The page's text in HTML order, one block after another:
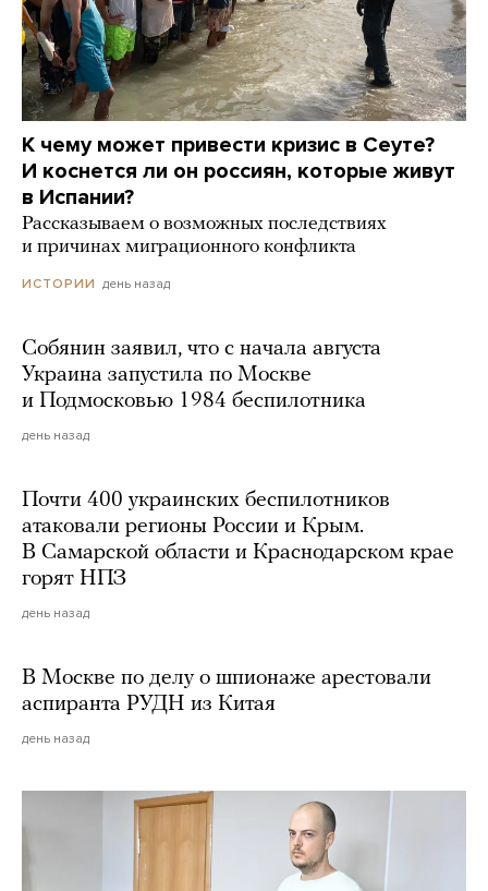
К чему может привести кризис в Сеуте?
И коснется ли он россиян, которые живут
в Испании?
Рассказываем о возможных последствиях
и причинах миграционного конфликта
ИСТОРИИ день назад
Собянин заявил, что с начала августа
Украина запустила по Москве
и Подмосковью 1984 беспилотника
день назад
Почти 400 украинских беспилотников
атаковали регионы России и Крым.
В Самарской области и Краснодарском крае
горят НПЗ
день назад
В Москве по делу о шпионаже арестовали
аспиранта РУДН из Китая
день назад